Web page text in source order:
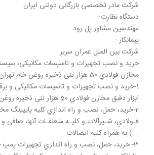
شرکت مادر تخصصی بازرگانی دولتی ایران
دستگاه نظارت:
مهندسین مشاور پل رود
پیمانکار :
شرکت بین الملل عمران سریر
ﺧﺮﯾﺪ و ﻧﺼﺐ ﺗﺠﻬﯿﺰات و ﺗﺎﺳﯿﺴﺎت ﻣﮑﺎﻧﯿﮑﯽ،
ﻣﺨﺎزن ﻓﻮﻻدي 50 ﻫﺰار ﺗﻨﯽ ذﺧﯿﺮه روﻏﻦ ﺧﺎم ﺗﻬﺮان شامل:
1-ﺧﺮﯾﺪ و ﻧﺼﺐ ﺗﺠﻬﯿﺰات و ﺗﺎﺳﯿﺴﺎت ﻣﮑﺎﻧﯿﮑﯽ و
اﺑﺰار دﻗﯿﻖ ﻣﺨﺎزن ﻓﻮﻻدي 50 ﻫﺰار ﺗﻨﯽ ذﺧﯿﺮه روﻏﻦ ﺧﺎم ﺗﻬﺮان ﮐﻪ ﺷﺎﻣﻞ:
2-ﺧﺮﯾﺪ، ﺣﻤﻞ، ﻧﺼﺐ و راه اﻧﺪازي ﮐﻠﯿﻪ ﭘﺎﯾﭙﯿﻨﮓ
ﻓـﻮﻻدي، ﺷـﯿﺮآﻻت و ﮐﻠﯿـﻪ ﻣﺘﻌﻠﻘـﺎت آﻧﻬﺎ، ﺻﺎﻓﯽ و
….) ﺑﻪ ﻫﻤﺮاه ﮐﻠﯿﻪ اﺗﺼﺎﻻت
3- ﺧﺮﯾﺪ، ﺣﻤﻞ، ﻧﺼﺐ و راه اﻧﺪازي ﺗﺠﻬﯿﺰات